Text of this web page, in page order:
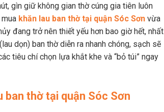
gìn giữ không gian thờ cúng gia tiên luôn
khăn lau ban thờ tại quận Sóc Sơn vừa
đang trở nên thiết yếu hơn bao giờ hết, nhất
dọn) ban thờ diễn ra nhanh chóng, sạch sẽ
tiêu chí chọn lựa khắt khe và “bỏ túi” ngay
ban thờ tại quận Sóc Sơn